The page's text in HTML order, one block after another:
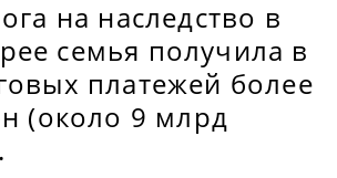
на наследство в
семья получила в
платежей более
(около 9 млрд